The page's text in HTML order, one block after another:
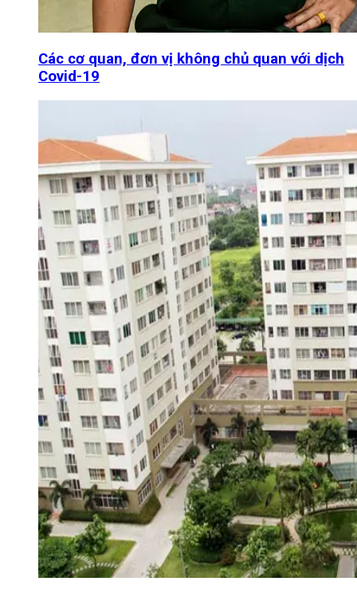
Các cơ quan, đơn vị không chủ quan với dịch
Covid-19